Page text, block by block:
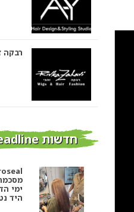
רבקה
חדשות Headline
ימי
היד